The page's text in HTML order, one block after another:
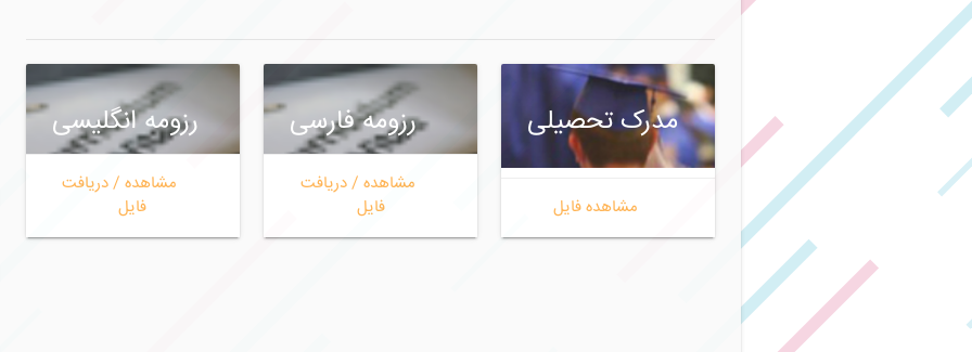
رزومه انگلیسی
رزومه انگلیسی .PDF
مشاهده / دریافت
فایل
رزومه فارسی
رزومه فارسی .PDF
مشاهده / دریافت
فایل
مدرک تحصیلی
مدرک تحصیلی .JPG
مشاهده فایل